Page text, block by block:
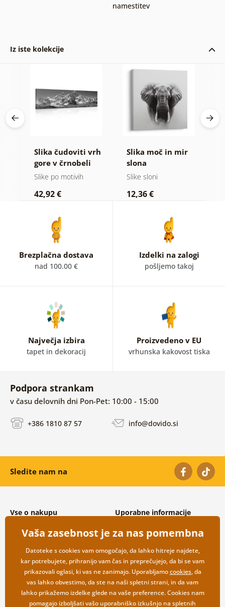
namestitev
Iz iste kolekcije
Slika čudoviti vrh
gore v črnobeli
izvedbi
Slike po motivih
42,92 €
Slika moč in mir
slona
Slike sloni
12,36 €
Brezplačna dostava
nad 100.00 €
Izdelki na zalogi
pošljemo takoj
Največja izbira
tapet in dekoracij
Proizvedeno v EU
vrhunska kakovost tiska
Podpora strankam
v času delovnih dni Pon-Pet: 10:00 - 15:00
+386 1810 87 57 info@dovido.si
Sledite nam na
Vse o nakupu
Splošni in reklamacijski pogoji
Varovanje osebnih podatkov
Možnosti dostave in plačila
Vračilo blaga
Uporabne informacije
Pogosto zastavljena vprašanja
Kontakti
Veleprodaja
Vaša zasebnost je za nas pomembna
Datoteke s cookies vam omogočajo, da lahko hitreje najdete,
kar potrebujete, prihranijo vam čas in preprečujejo, da bi se vam
prikazovali oglasi, ki vas ne zanimajo. Uporabljamocookies, da
vas lahko obvestimo, da ste na naši spletni strani, in da vam
lahko prikažemo izdelke glede na vaše preference. Cookies nam
pomagajo izboljšati vašo uporabniško izkušnjo na spletnih